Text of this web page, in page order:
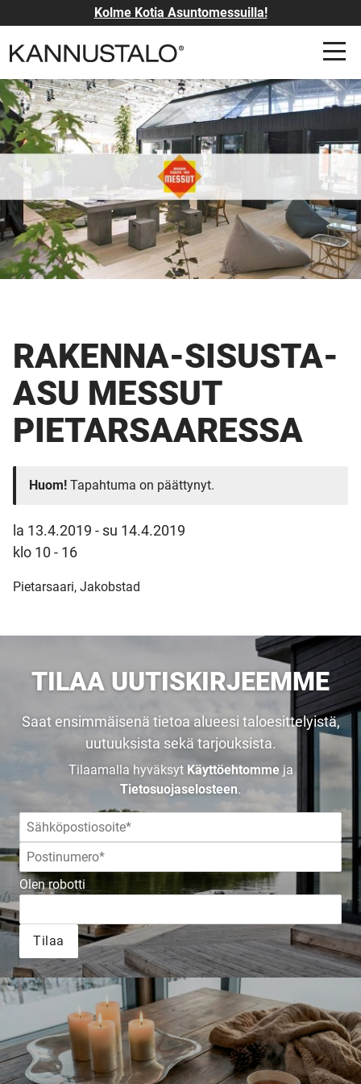
Kolme Kotia Asuntomessuilla!
RAKENNA-SISUSTA-
ASU MESSUT
PIETARSAARESSA
Huom! Tapahtuma on päättynyt.
la 13.4.2019 - su 14.4.2019
klo 10 - 16
Pietarsaari, Jakobstad
TILAA UUTISKIRJEEMME
Saat ensimmäisenä tietoa alueesi taloesittelyistä,
uutuuksista sekä tarjouksista.
Tilaamalla hyväksyt Käyttöehtommeja
Tietosuojaselosteen.
Olen robotti
Tilaa